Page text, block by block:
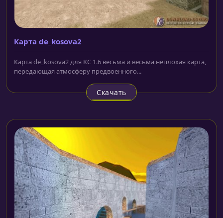
Карта de_kosova2
Карта de_kosova2 для КС 1.6 весьма и весьма неплохая карта,
передающая атмосферу предвоенного...
Скачать